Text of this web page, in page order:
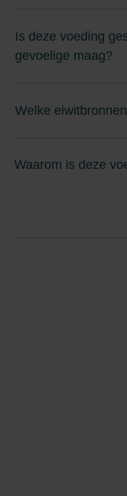
Is deze voeding
gevoelige maag?
Welke
Waarom is deze